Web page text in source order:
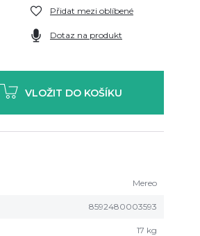
Přidat mezi oblíbené
Dotaz na produkt
VLOŽIT DO KOŠÍKU
Mereo
8592480003593
17 kg